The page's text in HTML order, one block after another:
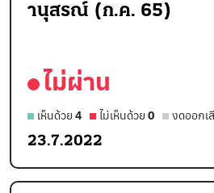
านุสรณ์ (ก.ค. 65)
ไม่ผ่าน
เห็นด้วย 4 ไม่เห็นด้วย 0 งดออกเ
23.7.2022